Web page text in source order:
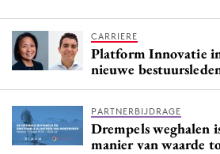
Media
Merkstrategie
PR
Programmatic
Purpose Marketing
Reputatie & crisis
CARRIERE
Platform Innovatie
nieuwe
PARTNERBIJDRAGE
Drempels weghalen
manier van waarde